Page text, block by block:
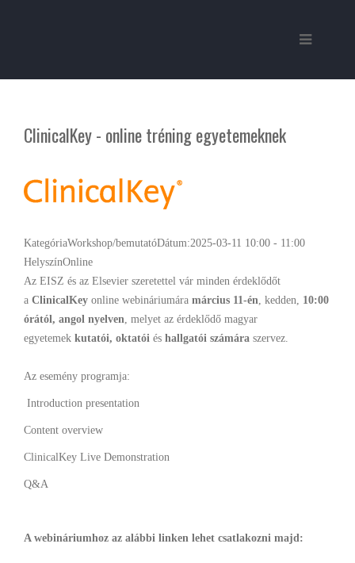
ClinicalKey - online tréning egyetemeknek
KategóriaWorkshop/bemutatóDátum:2025-03-11 10:00 - 11:00
HelyszínOnline
Az EISZ és az Elsevier szeretettel vár minden érdeklődőt
a ClinicalKey online webináriumára március 11-én, kedden, 10:00
órától, angol nyelven, melyet az érdeklődő magyar
egyetemek kutatói, oktatói és hallgatói számára szervez.
Az esemény programja:
Introduction presentation
Content overview
ClinicalKey Live Demonstration
Q&A
A webináriumhoz az alábbi linken lehet csatlakozni majd: